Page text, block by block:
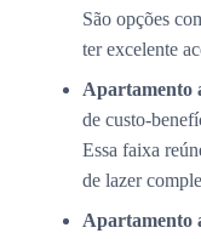
São opções
ter excelente
Apartamento
de custo-
Essa faixa
de lazer
Apartamento